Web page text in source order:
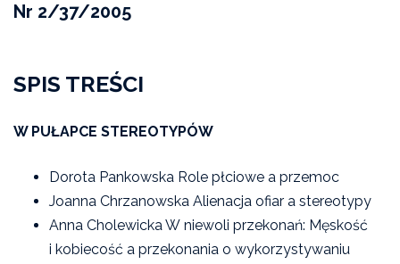
Nr 2/37/2005
SPIS TREŚCI
W PUŁAPCE STEREOTYPÓW
Dorota Pankowska Role płciowe a przemoc
Joanna Chrzanowska Alienacja ofiar a stereotypy
Anna Cholewicka W niewoli przekonań: Męskość
i kobiecość a przekonania o wykorzystywaniu